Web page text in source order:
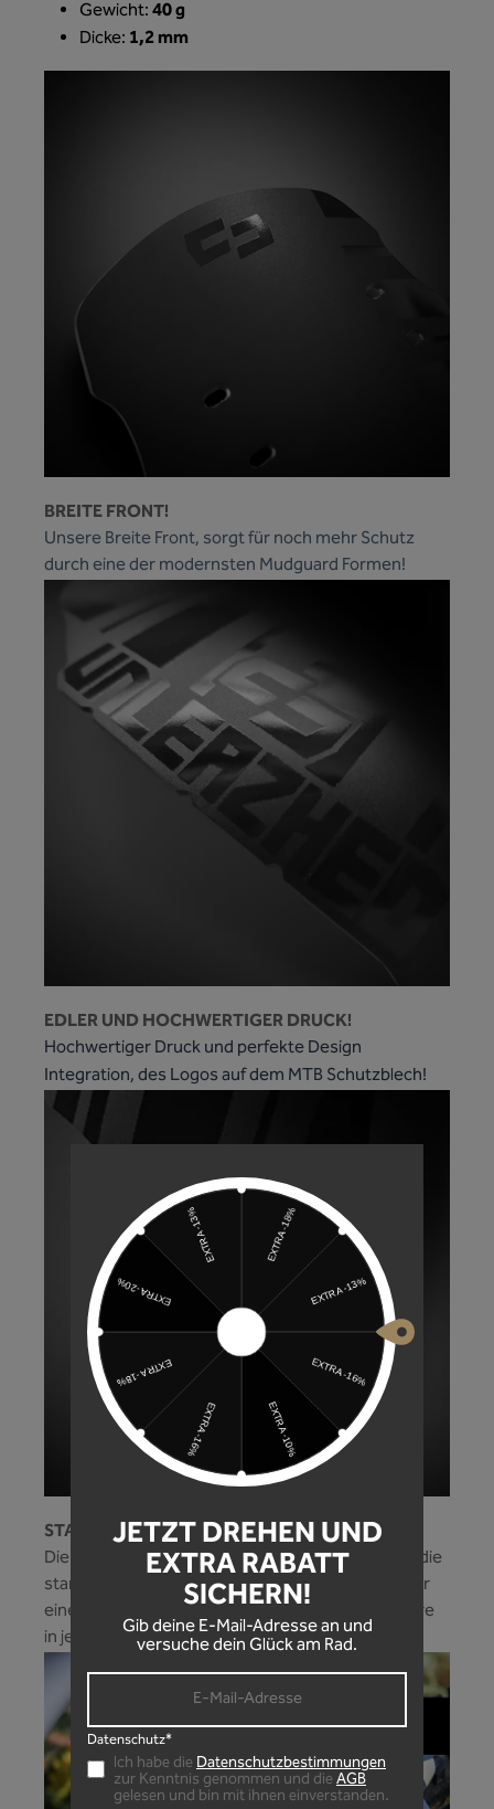
Gewicht:40 g
Dicke: 1,2 mm
BREITE FRONT!
Unsere Breite Front, sorgt für noch mehr Schutz
durch eine der modernsten Mudguard Formen!
EDLER UND HOCHWERTIGER DRUCK!
Hochwertiger Druck und perfekte Design
Integration, des Logos auf dem MTB Schutzblech!
STARKER HALT!
Die optimal angepasste Kabelbinderführung und die
starke Seitenflügel am Mud guard, ermöglichen dir
einen perfekten Sitz und Schutz deiner Standrohre
in jeder Situation!
JETZT DREHEN UND
EXTRA RABATT
SICHERN!
Gib deine E-Mail-Adresse an und
versuche dein Glück am Rad.
Datenschutz*
Ich habe die Datenschutzbestimmungen
zur Kenntnis genommen und die AGB
gelesen und bin mit ihnen einverstanden.